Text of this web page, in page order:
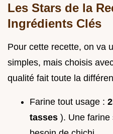
Les Stars de la
Ingrédients Clés
Pour cette recette, on va
simples, mais choisis
qualité fait toute la
Farine tout usage :
tasses ). Une farine